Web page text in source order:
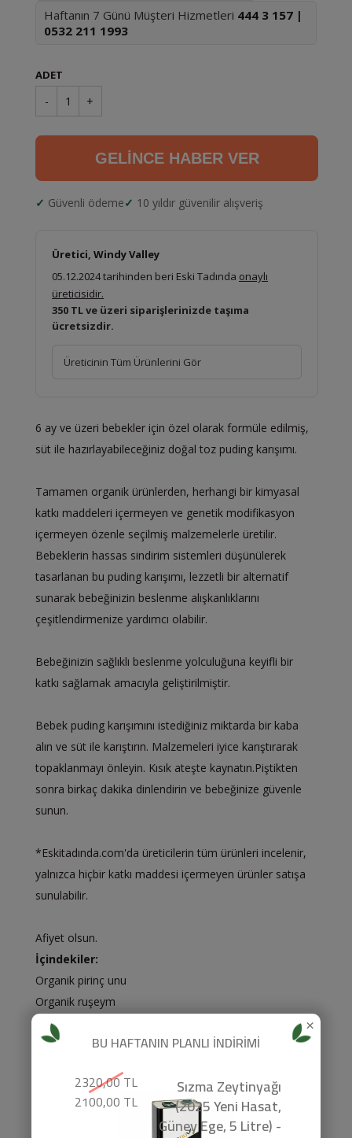
Haftanın 7 Günü Müşteri Hizmetleri 444 3 157 |
0532 211 1993
ADET
- 1 +
GELİNCE HABER VER
Güvenli ödeme 10 yıldır güvenilir alışveriş
Üretici, Windy Valley
05.12.2024 tarihinden beri Eski Tadında onaylı
üreticisidir.
350 TL ve üzeri siparişlerinizde taşıma
ücretsizdir.
Üreticinin Tüm Ürünlerini Gör
6 ay ve üzeri bebekler için özel olarak formüle edilmiş,
süt ile hazırlayabileceğiniz doğal toz puding karışımı.
Tamamen organik ürünlerden, herhangi bir kimyasal
katkı maddeleri içermeyen ve genetik modifikasyon
içermeyen özenle seçilmiş malzemelerle üretilir.
Bebeklerin hassas sindirim sistemleri düşünülerek
tasarlanan bu puding karışımı, lezzetli bir alternatif
sunarak bebeğinizin beslenme alışkanlıklarını
çeşitlendirmenize yardımcı olabilir.
Bebeğinizin sağlıklı beslenme yolculuğuna keyifli bir
katkı sağlamak amacıyla geliştirilmiştir.
Bebek puding karışımını istediğiniz miktarda bir kaba
alın ve süt ile karıştırın. Malzemeleri iyice karıştırarak
topaklanmayı önleyin. Kısık ateşte kaynatın.Piştikten
sonra birkaç dakika dinlendirin ve bebeğinize güvenle
sunun.
*Eskitadında.com'da üreticilerin tüm ürünleri incelenir,
yalnızca hiçbir katkı maddesi içermeyen ürünler satışa
sunulabilir.
Afiyet olsun.
İçindekiler:
Organik pirinç unu
Organik ruşeym
Organik keçiboynuzu unu
Organik irmik
Organik ürün sertifikaları için tıklayınız.
×
BU HAFTANIN PLANLI İNDİRİMİ
2320,00 TL
2100,00 TL
Sızma Zeytinyağı
(2025 Yeni Hasat,
Güney Ege, 5 Litre) -